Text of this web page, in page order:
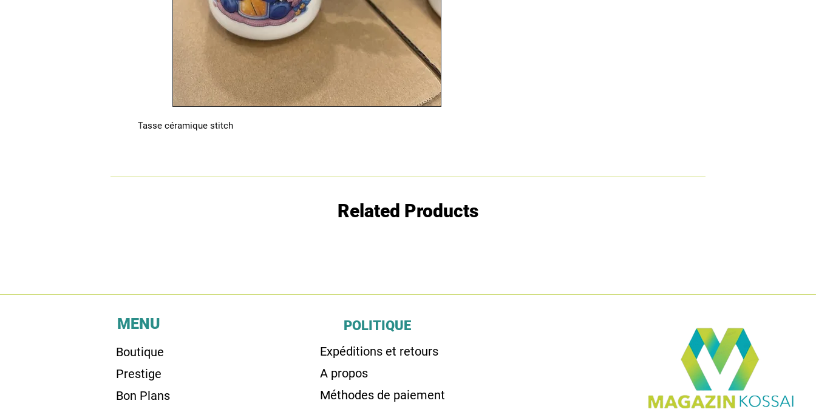
Tasse céramique stitch
Related Products
MENU
Boutique
Prestige
Bon Plans
POLITIQUE
Expéditions et retours
A propos
Méthodes de paiement